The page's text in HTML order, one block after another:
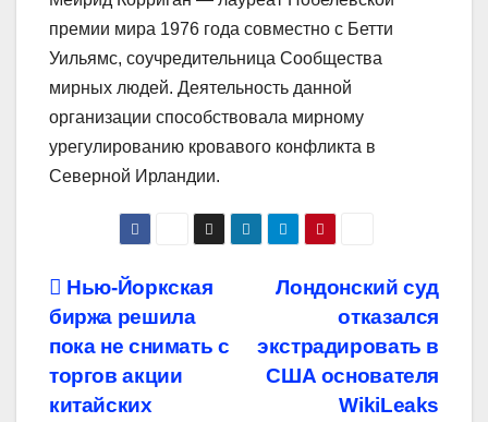
премии мира 1976 года совместно с Бетти
Уильямс, соучредительница Сообщества
мирных людей. Деятельность данной
организации способствовала мирному
урегулированию кровавого конфликта в
Северной Ирландии.
Навигация
по
записям
Лондонский суд
отказался
экстрадировать в
США основателя
WikiLeaks
Нью-Йоркская
биржа решила
пока не снимать с
торгов акции
китайских